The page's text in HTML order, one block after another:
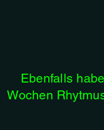
Ebenfalls
Wochen